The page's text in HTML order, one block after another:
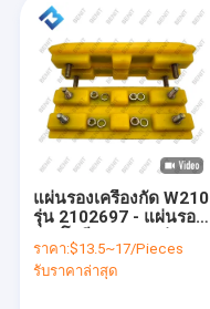
สินค้า
เกี่ยวกับเรา
ทัวร์โรงงาน
ติดต่อเรา
แผ่นรองเครื่องกัด W210
รุ่น 2102697 - แผ่นรอง
2411112 คุณภาพระดับ
มืออาชีพสำหรับการ
ราคา:$13.5~17/Pieces
รับราคาล่าสุด